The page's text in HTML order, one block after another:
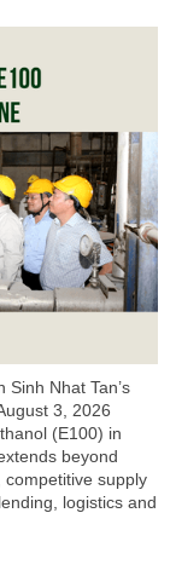
Nhat Tan’s
3, 2026
(E100) in
beyond
supply
logistics and